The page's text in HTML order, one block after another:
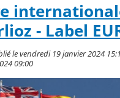
- Label
le vendredi 19 janvier 2024
09:00